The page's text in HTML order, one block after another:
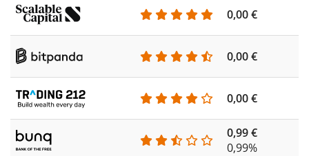
0,00 €
0,00 €
0,00 €
0,99 €
0,99%